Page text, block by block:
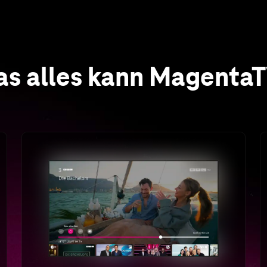
Zeitversetztes Fernsehen
Funktionen
Sie bestimmen, wann es losgehen soll: Laufende
Sendungen neu starten, Einzel- oder
Serienaufnahmen in der Cloud oder bei
ausgewählten Sendern bis zu 7 Tage im TV-